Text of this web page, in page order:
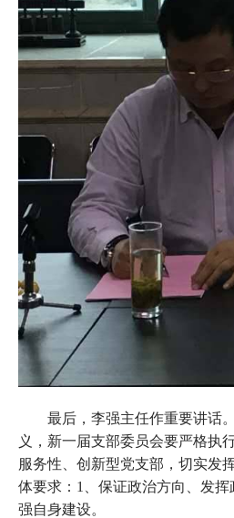
最后，李强主任作重要讲话
义，新一届支部委员会要严格执
服务性、创新型党支部，切实发
体要求：1、保证政治方向、发
强自身建设。